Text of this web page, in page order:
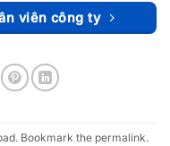
viên công ty
. Bookmark the permalink.